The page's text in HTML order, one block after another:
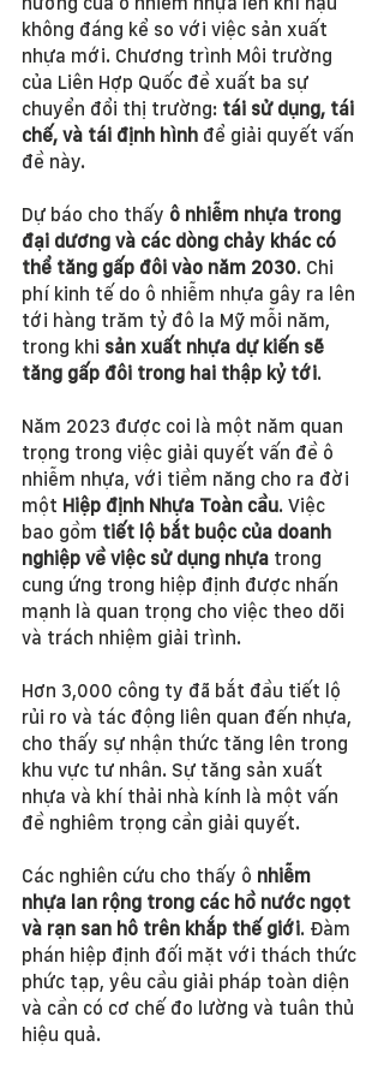
không đáng kể so với việc sản xuất
nhựa mới. Chương trình Môi trường
của Liên Hợp Quốc đề xuất ba sự
chuyển đổi thị trường: tái sử dụng, tái
chế, và tái định hình để giải quyết vấn
đề này.
Dự báo cho thấy ô nhiễm nhựa trong
đại dương và các dòng chảy khác có
thể tăng gấp đôi vào năm 2030. Chi
phí kinh tế do ô nhiễm nhựa gây ra lên
tới hàng trăm tỷ đô la Mỹ mỗi năm,
trong khi sản xuất nhựa dự kiến sẽ
tăng gấp đôi trong hai thập kỷ tới.
Năm 2023 được coi là một năm quan
trọng trong việc giải quyết vấn đề ô
nhiễm nhựa, với tiềm năng cho ra đời
một Hiệp định Nhựa Toàn cầu. Việc
bao gồm tiết lộ bắt buộc của doanh
nghiệp về việc sử dụng nhựa trong
cung ứng trong hiệp định được nhấn
mạnh là quan trọng cho việc theo dõi
và trách nhiệm giải trình.
Hơn 3,000 công ty đã bắt đầu tiết lộ
rủi ro và tác động liên quan đến nhựa,
cho thấy sự nhận thức tăng lên trong
khu vực tư nhân. Sự tăng sản xuất
nhựa và khí thải nhà kính là một vấn
đề nghiêm trọng cần giải quyết.
Các nghiên cứu cho thấy ô nhiễm
nhựa lan rộng trong các hồ nước ngọt
và rạn san hô trên khắp thế giới. Đàm
phán hiệp định đối mặt với thách thức
phức tạp, yêu cầu giải pháp toàn diện
và cần có cơ chế đo lường và tuân thủ
hiệu quả.